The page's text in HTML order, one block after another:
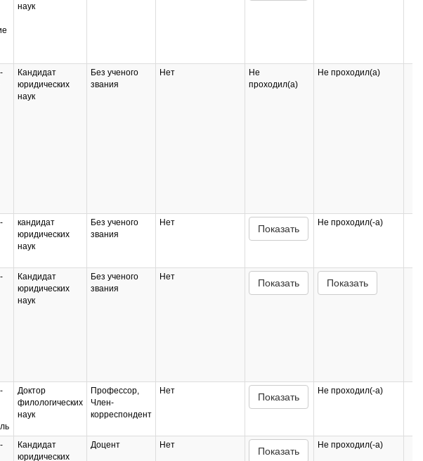
наук
Кандидат
юридических
наук
Без ученого
звания
Нет
Не
проходил(а)
Не проходил(а)
кандидат
юридических
наук
Без ученого
звания
Нет
Показать
Не проходил(-а)
Кандидат
юридических
наук
Без ученого
звания
Нет
Показать Показать
Доктор
филологических
наук
Профессор,
Член-
корреспондент
Нет
Показать
Не проходил(-а)
Кандидат
юридических
Доцент Нет
Показать
Не проходил(-а)